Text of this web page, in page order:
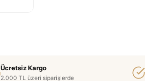
Ücretsiz Kargo
2.000 TL üzeri siparişlerde